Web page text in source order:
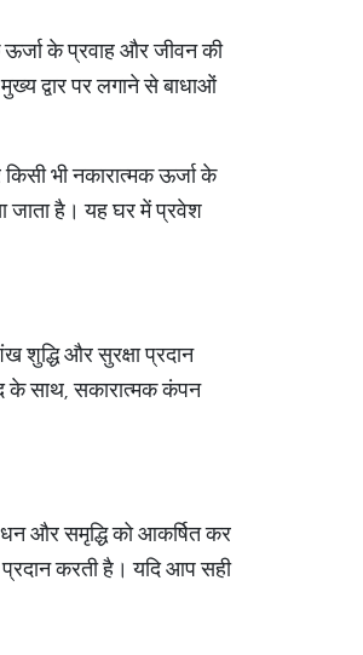
ऊर्जा के प्रवाह और जीवन की
द्वार पर लगाने से बाधाओं
भी नकारात्मक ऊर्जा के
जाता है। यह घर में प्रवेश
शुद्धि और सुरक्षा प्रदान
के साथ, सकारात्मक कंपन
और समृद्धि को आकर्षित कर
प्रदान करती है। यदि आप सही